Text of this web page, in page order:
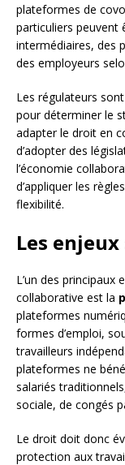
plateformes de
particuliers peuvent
intermédiaires, des
des employeurs
Les régulateurs
pour déterminer le
adapter le droit en
d’adopter des
l’économie
d’appliquer les
flexibilité.
Les
L’un des principaux
collaborative est la
plateformes
formes d’emploi,
travailleurs
plateformes ne
salariés
sociale, de congés
Le droit doit donc
protection aux